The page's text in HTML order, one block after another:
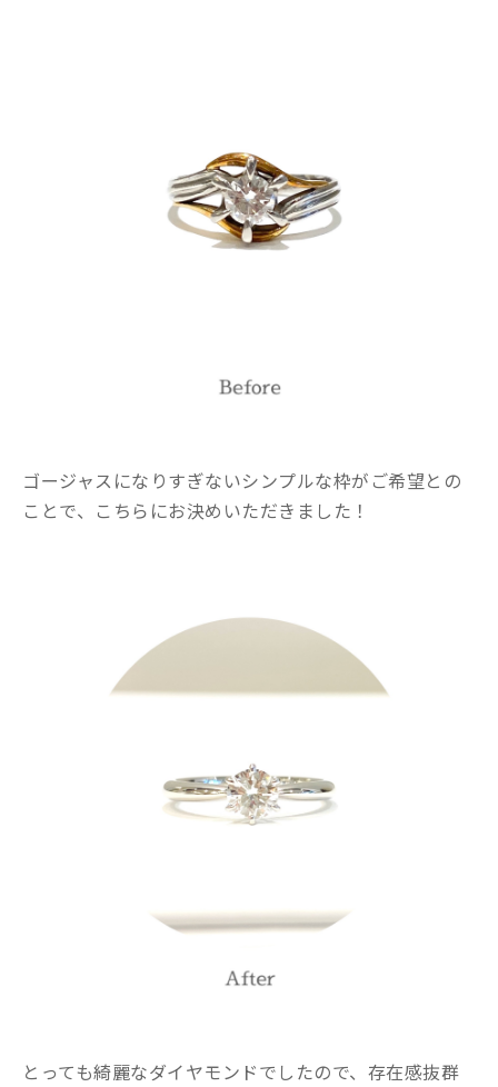
ゴージャスになりすぎないシンプルな枠がご希望との
ことで、こちらにお決めいただきました！
とっても綺麗なダイヤモンドでしたので、存在感抜群